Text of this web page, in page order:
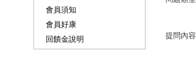
提問內容
會員須知
會員好康
回饋金說明